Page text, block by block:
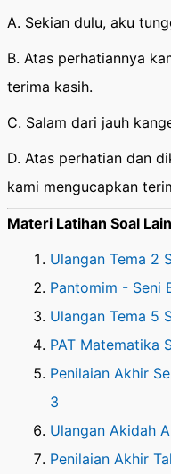
A. Sekian dulu, aku
B. Atas perhatiannya
terima kasih.
C. Salam dari jauh
D. Atas perhatian dan
kami mengucapkan
Materi Latihan Soal
Ulangan Tema 2
Pantomim - Seni
Ulangan Tema 5
PAT Matematika
Penilaian Akhir
3
Ulangan Akidah
Penilaian Akhir